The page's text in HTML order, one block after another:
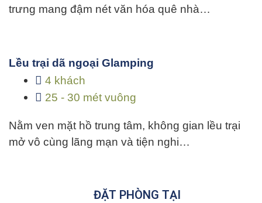
trưng mang đậm nét văn hóa quê nhà…
Lều trại dã ngoại Glamping
4 khách
25 - 30 mét vuông
Nằm ven mặt hồ trung tâm, không gian lều trại
mở vô cùng lãng mạn và tiện nghi…
ĐẶT PHÒNG TẠI